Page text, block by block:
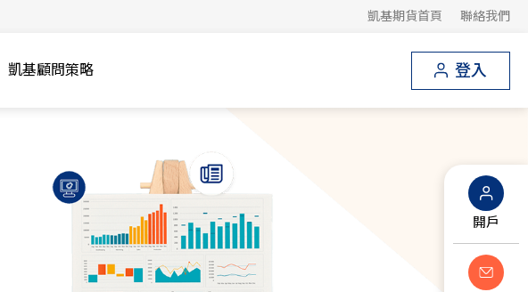
凱基期貨首頁 聯絡我們
凱基顧問策略 登入
開戶